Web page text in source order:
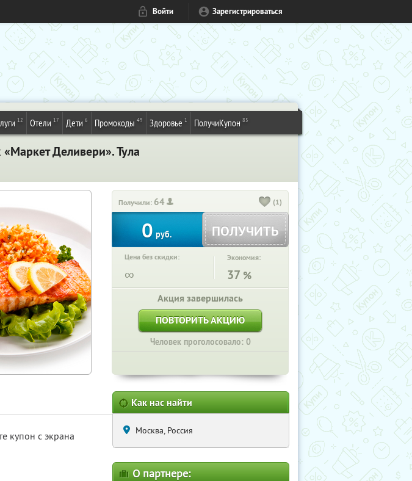
Войти Зарегистрироваться
12 Отели 17 Дети 6 Промокоды 49 Здоровье 1 ПолучиКупон 85
Деливери». Тула
Получили: 64 (1)
0 руб. ПОЛУЧИТЬ
Цена без скидки:
∞
Экономия:
37 %
Акция завершилась
ПОВТОРИТЬ АКЦИЮ
Человек проголосовало: 0
купон с экрана
Как нас найти
Москва, Россия
О партнере: